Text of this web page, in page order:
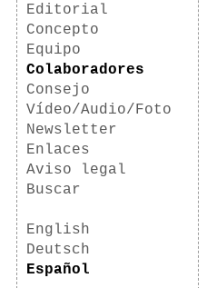
Editorial
Concepto
Equipo
Colaboradores
Consejo
Vídeo/Audio/Foto
Newsletter
Enlaces
Aviso legal
Buscar
English
Deutsch
Español